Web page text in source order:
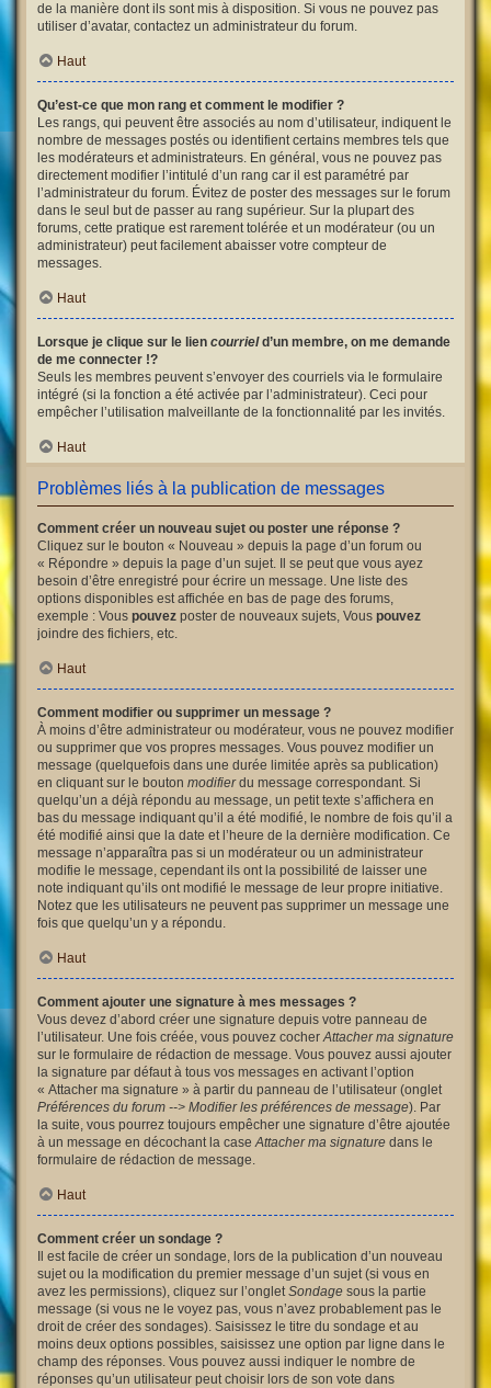
de la manière dont ils sont mis à disposition. Si vous ne pouvez pas
utiliser d’avatar, contactez un administrateur du forum.
Haut
Qu’est-ce que mon rang et comment le modifier ?
Les rangs, qui peuvent être associés au nom d’utilisateur, indiquent le
nombre de messages postés ou identifient certains membres tels que
les modérateurs et administrateurs. En général, vous ne pouvez pas
directement modifier l’intitulé d’un rang car il est paramétré par
l’administrateur du forum. Évitez de poster des messages sur le forum
dans le seul but de passer au rang supérieur. Sur la plupart des
forums, cette pratique est rarement tolérée et un modérateur (ou un
administrateur) peut facilement abaisser votre compteur de
messages.
Haut
Lorsque je clique sur le lien courrield’un membre, on me demande
de me connecter !?
Seuls les membres peuvent s’envoyer des courriels via le formulaire
intégré (si la fonction a été activée par l’administrateur). Ceci pour
empêcher l’utilisation malveillante de la fonctionnalité par les invités.
Haut
Problèmes liés à la publication de messages
Comment créer un nouveau sujet ou poster une réponse ?
Cliquez sur le bouton « Nouveau » depuis la page d’un forum ou
« Répondre » depuis la page d’un sujet. Il se peut que vous ayez
besoin d’être enregistré pour écrire un message. Une liste des
options disponibles est affichée en bas de page des forums,
exemple : Vous pouvez poster de nouveaux sujets, Vous pouvez
joindre des fichiers, etc.
Haut
Comment modifier ou supprimer un message ?
À moins d’être administrateur ou modérateur, vous ne pouvez modifier
ou supprimer que vos propres messages. Vous pouvez modifier un
message (quelquefois dans une durée limitée après sa publication)
en cliquant sur le bouton modifierdu message correspondant. Si
quelqu’un a déjà répondu au message, un petit texte s’affichera en
bas du message indiquant qu’il a été modifié, le nombre de fois qu’il a
été modifié ainsi que la date et l’heure de la dernière modification. Ce
message n’apparaîtra pas si un modérateur ou un administrateur
modifie le message, cependant ils ont la possibilité de laisser une
note indiquant qu’ils ont modifié le message de leur propre initiative.
Notez que les utilisateurs ne peuvent pas supprimer un message une
fois que quelqu’un y a répondu.
Haut
Comment ajouter une signature à mes messages ?
Vous devez d’abord créer une signature depuis votre panneau de
l’utilisateur. Une fois créée, vous pouvez cocherAttacher ma signature
sur le formulaire de rédaction de message. Vous pouvez aussi ajouter
la signature par défaut à tous vos messages en activant l’option
« Attacher ma signature » à partir du panneau de l’utilisateur (onglet
Préférences du forum --> Modifier les préférences de message). Par
la suite, vous pourrez toujours empêcher une signature d’être ajoutée
à un message en décochant la caseAttacher ma signature dans le
formulaire de rédaction de message.
Haut
Comment créer un sondage ?
Il est facile de créer un sondage, lors de la publication d’un nouveau
sujet ou la modification du premier message d’un sujet (si vous en
avez les permissions), cliquez sur l’ongletSondage sous la partie
message (si vous ne le voyez pas, vous n’avez probablement pas le
droit de créer des sondages). Saisissez le titre du sondage et au
moins deux options possibles, saisissez une option par ligne dans le
champ des réponses. Vous pouvez aussi indiquer le nombre de
réponses qu’un utilisateur peut choisir lors de son vote dans